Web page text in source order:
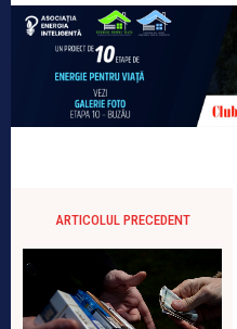
ARTICOLUL PRECEDENT